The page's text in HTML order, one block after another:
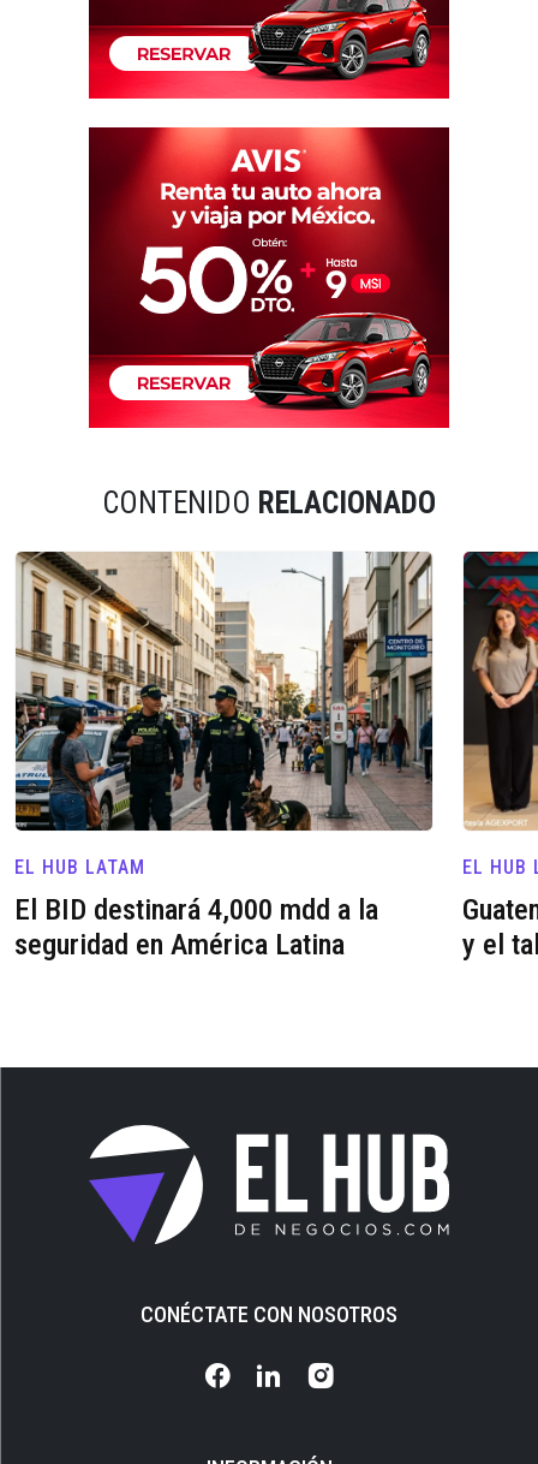
CONTENIDO RELACIONADO
EL HUB LATAM
El BID destinará 4,000 mdd a la
seguridad en América Latina
EL HUB
y el
CONÉCTATE CON NOSOTROS